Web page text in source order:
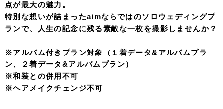
点が最大の魅力。
特別な想いが詰まったaimならではのソロウェディングプ
ランで、人生の記念に残る素敵な一枚を撮影しませんか？
※アルバム付きプラン対象（１着データ&アルバムプラ
ン、２着データ&アルバムプラン）
※和装との併用不可
※ヘアメイクチェンジ不可